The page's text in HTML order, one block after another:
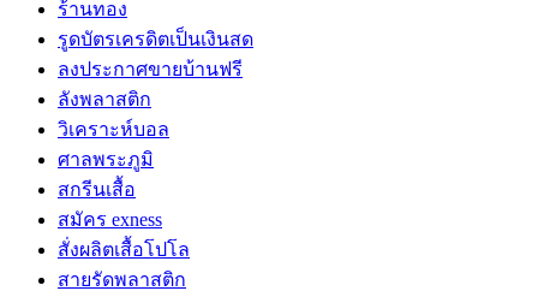
ร้านทอง
รูดบัตรเครดิตเป็นเงินสด
ลงประกาศขายบ้านฟรี
ลังพลาสติก
วิเคราะห์บอล
ศาลพระภูมิ
สกรีนเสื้อ
สมัคร exness
สั่งผลิตเสื้อโปโล
สายรัดพลาสติก